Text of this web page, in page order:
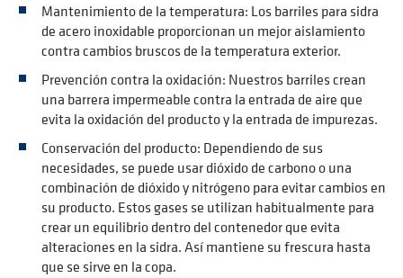
Mantenimiento de la temperatura: Los barriles para sidra
de acero inoxidable proporcionan un mejor aislamiento
contra cambios bruscos de la temperatura exterior.
Prevención contra la oxidación: Nuestros barriles crean
una barrera impermeable contra la entrada de aire que
evita la oxidación del producto y la entrada de impurezas.
Conservación del producto: Dependiendo de sus
necesidades, se puede usar dióxido de carbono o una
combinación de dióxido y nitrógeno para evitar cambios en
su producto. Estos gases se utilizan habitualmente para
crear un equilibrio dentro del contenedor que evita
alteraciones en la sidra. Así mantiene su frescura hasta
que se sirve en la copa.